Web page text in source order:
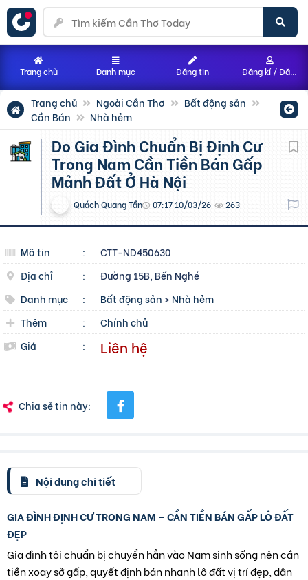
Trang chủ Ngoài Cần Thơ
Bất động sản
Cần Bán
Nhà hẻm
Do Gia Đình Chuẩn Bị Định Cư
Trong Nam Cần Tiền Bán Gấp
Mảnh Đất Ở Hà Nội
Quách Quang Tần 07:17 10/03/26 263
Mã tin :
CTT-ND450630
Địa chỉ
:
Đường 15B, Bến Nghé
Danh mục
: Bất động sản > Nhà hẻm
Thêm
:
Chính chủ
Giá
: Liên hệ
Chia sẻ tin này:
Nội dung chi tiết
GIA ĐÌNH ĐỊNH CƯ TRONG NAM – CẦN TIỀN BÁN GẤP LÔ ĐẤT
ĐẸP
Gia đình tôi chuẩn bị chuyển hẳn vào Nam sinh sống nên cần
tiền xoay sở gấp, quyết định bán nhanh lô đất vị trí đẹp, dân
Trang chủ Danh mục Đăng tin